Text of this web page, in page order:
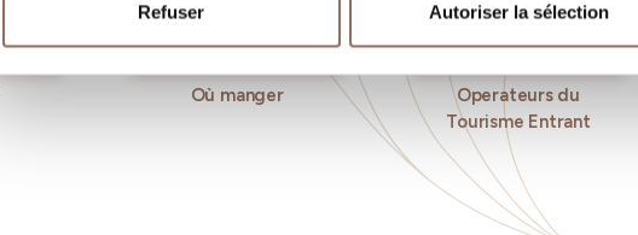
Refuser Autoriser la sélection
Où manger
Operateurs du
Tourisme Entrant